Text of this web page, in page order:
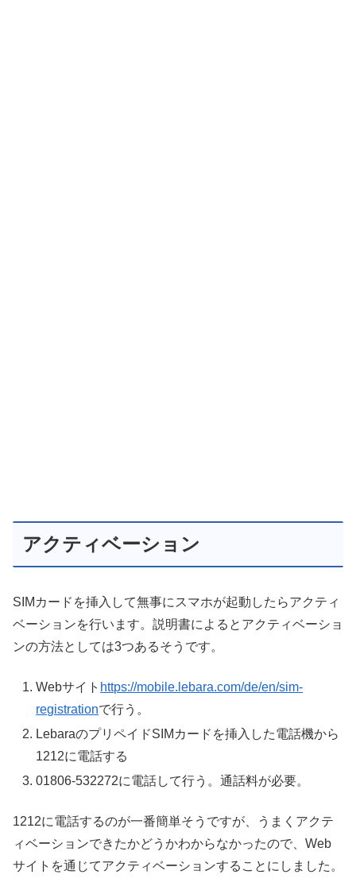
アクティベーション
SIMカードを挿入して無事にスマホが起動したらアクティ
ベーションを行います。説明書によるとアクティベーショ
ンの方法としては3つあるそうです。
Webサイト https://mobile.lebara.com/de/en/sim-
registrationで行う。
LebaraのプリペイドSIMカードを挿入した電話機から
1212に電話する
01806-532272に電話して行う。通話料が必要。
1212に電話するのが一番簡単そうですが、うまくアクテ
ィベーションできたかどうかわからなかったので、Web
サイトを通じてアクティベーションすることにしました。